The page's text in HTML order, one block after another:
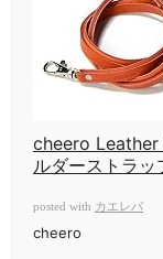
cheero Leather
ルダーストラ
posted with カエレバ
cheero